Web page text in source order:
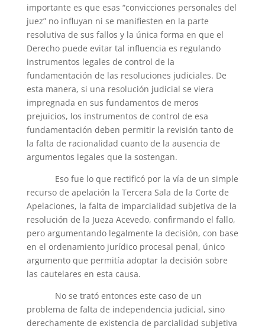
importante es que esas “convicciones personales del
juez” no influyan ni se manifiesten en la parte
resolutiva de sus fallos y la única forma en que el
Derecho puede evitar tal influencia es regulando
instrumentos legales de control de la
fundamentación de las resoluciones judiciales. De
esta manera, si una resolución judicial se viera
impregnada en sus fundamentos de meros
prejuicios, los instrumentos de control de esa
fundamentación deben permitir la revisión tanto de
la falta de racionalidad cuanto de la ausencia de
argumentos legales que la sostengan.
Eso fue lo que rectificó por la vía de un simple
recurso de apelación la Tercera Sala de la Corte de
Apelaciones, la falta de imparcialidad subjetiva de la
resolución de la Jueza Acevedo, confirmando el fallo,
pero argumentando legalmente la decisión, con base
en el ordenamiento jurídico procesal penal, único
argumento que permitía adoptar la decisión sobre
las cautelares en esta causa.
No se trató entonces este caso de un
problema de falta de independencia judicial, sino
derechamente de existencia de parcialidad subjetiva